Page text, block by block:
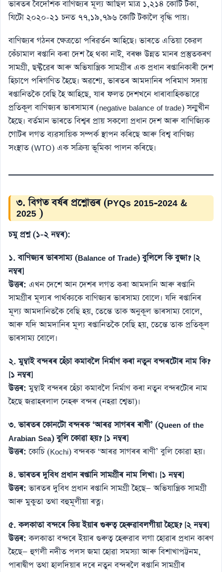
ভাৰতৰ বৈদেশিক বাণিজ্যৰ মূল্য আছিল মাত্ৰ ১,২১৪ কোটি টকা,
যিটো ২০২০-২১ চনত ৭৭,১৯,৭৯৬ কোটি টকালৈ বৃদ্ধি পায়।
বাণিজ্যৰ গঠনৰ ক্ষেত্ৰতো পৰিৱৰ্তন আহিছে। ভাৰতে এতিয়া কেৱল
কেঁচামাল ৰপ্তানি কৰা দেশ হৈ থকা নাই, বৰঞ্চ উন্নত মানৰ প্ৰস্তুতকৰণ
সামগ্ৰী, ছফ্টৱেৰ আৰু অভিযান্ত্ৰিক সামগ্ৰীৰ এক প্ৰধান ৰপ্তানিকাৰী দেশ
হিচাপে পৰিগণিত হৈছে। অৱশ্যে, ভাৰতৰ আমদানিৰ পৰিমাণ সদায়
ৰপ্তানিতকৈ বেছি হৈ আহিছে, যাৰ ফলত দেশখনে ধাৰাবাহিকভাৱে
প্ৰতিকূল বাণিজ্যৰ ভাৰসাম্যৰ (negative balance of trade) সন্মুখীন
হৈছে। বৰ্তমান ভাৰতে বিশ্বৰ প্ৰায় সকলো প্ৰধান দেশ আৰু বাণিজ্যিক
গোটৰ লগত ব্যৱসায়িক সম্পৰ্ক স্থাপন কৰিছে আৰু বিশ্ব বাণিজ্য
সংস্থাত (WTO) এক সক্ৰিয় ভূমিকা পালন কৰিছে।
৩. বিগত বৰ্ষৰ প্ৰশ্নোত্তৰ (PYQs 2015-2024 &
2025 )
চমু প্ৰশ্ন (১-২ নম্বৰ):
১. বাণিজ্যৰ ভাৰসাম্য (Balance of Trade) বুলিলে কি বুজা? [২
নম্বৰ]
উত্তৰ: এখন দেশে আন দেশৰ লগত কৰা আমদানি আৰু ৰপ্তানি
সামগ্ৰীৰ মূল্যৰ পাৰ্থক্যকে বাণিজ্যৰ ভাৰসাম্য বোলে। যদি ৰপ্তানিৰ
মূল্য আমদানিতকৈ বেছি হয়, তেন্তে তাক অনুকূল ভাৰসাম্য বোলে,
আৰু যদি আমদানিৰ মূল্য ৰপ্তানিতকৈ বেছি হয়, তেন্তে তাক প্ৰতিকূল
ভাৰসাম্য বোলে।
২. মুম্বাই বন্দৰৰ হেঁচা কমাবলৈ নিৰ্মাণ কৰা নতুন বন্দৰটোৰ নাম কি?
[১ নম্বৰ]
উত্তৰ: মুম্বাই বন্দৰৰ হেঁচা কমাবলৈ নিৰ্মাণ কৰা নতুন বন্দৰটোৰ নাম
হৈছে জৱাহৰলাল নেহৰু বন্দৰ (নহৱা শ্বেভা)।
৩. ভাৰতৰ কোনটো বন্দৰক ‘আৰৱ সাগৰৰ ৰাণী’ (Queen of the
Arabian Sea) বুলি কোৱা হয়? [১ নম্বৰ]
উত্তৰ: কোচি (Kochi) বন্দৰক ‘আৰৱ সাগৰৰ ৰাণী’ বুলি কোৱা হয়।
৪. ভাৰতৰ দুবিধ প্ৰধান ৰপ্তানি সামগ্ৰীৰ নাম লিখা। [১ নম্বৰ]
উত্তৰ: ভাৰতৰ দুবিধ প্ৰধান ৰপ্তানি সামগ্ৰী হৈছে— অভিযান্ত্ৰিক সামগ্ৰী
আৰু মুকুতা তথা বহুমূলীয়া ৰত্ন।
৫. কলকাতা বন্দৰে কিয় ইয়াৰ গুৰুত্ব হেৰুৱাবলগীয়া হৈছে? [২ নম্বৰ]
উত্তৰ: কলকাতা বন্দৰে ইয়াৰ গুৰুত্ব হেৰুৱাব লগা হোৱাৰ প্ৰধান কাৰণ
হৈছে— হুগলী নদীত পলস জমা হোৱা সমস্যা আৰু বিশাখাপট্টনম,
পাৰাদ্বীপ তথা হালদিয়াৰ দৰে নতুন বন্দৰলৈ ৰপ্তানি সামগ্ৰীৰ